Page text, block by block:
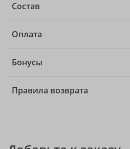
Состав
Оплата
Бонусы
Правила возврата